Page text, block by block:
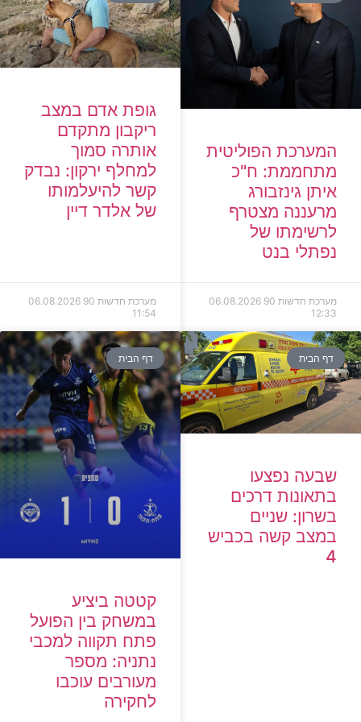
המערכת הפוליטית
מתחממת: ח"כ
איתן גינזבורג
מרעננה מצטרף
לרשימתו של
נפתלי בנט
מערכת חדשות 90
06.08.2026
12:33
גופת אדם במצב
ריקבון מתקדם
אותרה סמוך
למחלף ירקון: נבדק
קשר להיעלמותו
של אלדר דיין
מערכת חדשות 90
06.08.2026
11:54
דף הבית
שבעה נפצעו
בתאונות דרכים
בשרון: שניים
במצב קשה בכביש
4
דף הבית
קטטה ביציע
במשחק בין הפועל
פתח תקווה למכבי
נתניה: מספר
מעורבים עוכבו
לחקירה